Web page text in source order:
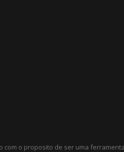
o proposito de ser uma